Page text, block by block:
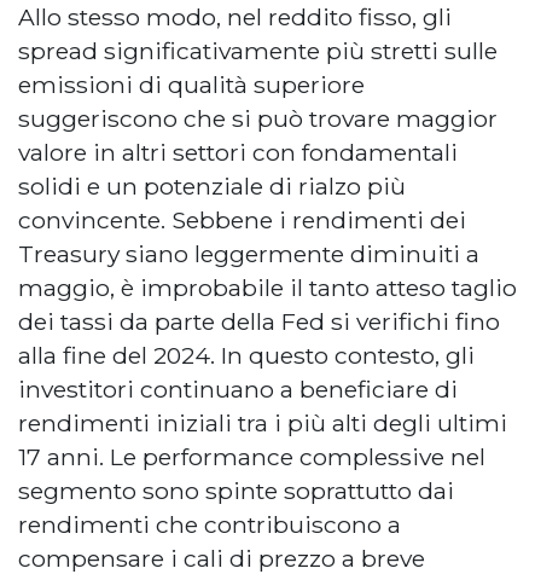
Allo stesso modo, nel reddito fisso, gli
spread significativamente più stretti sulle
emissioni di qualità superiore
suggeriscono che si può trovare maggior
valore in altri settori con fondamentali
solidi e un potenziale di rialzo più
convincente. Sebbene i rendimenti dei
Treasury siano leggermente diminuiti a
maggio, è improbabile il tanto atteso taglio
dei tassi da parte della Fed si verifichi fino
alla fine del 2024. In questo contesto, gli
investitori continuano a beneficiare di
rendimenti iniziali tra i più alti degli ultimi
17 anni. Le performance complessive nel
segmento sono spinte soprattutto dai
rendimenti che contribuiscono a
compensare i cali di prezzo a breve